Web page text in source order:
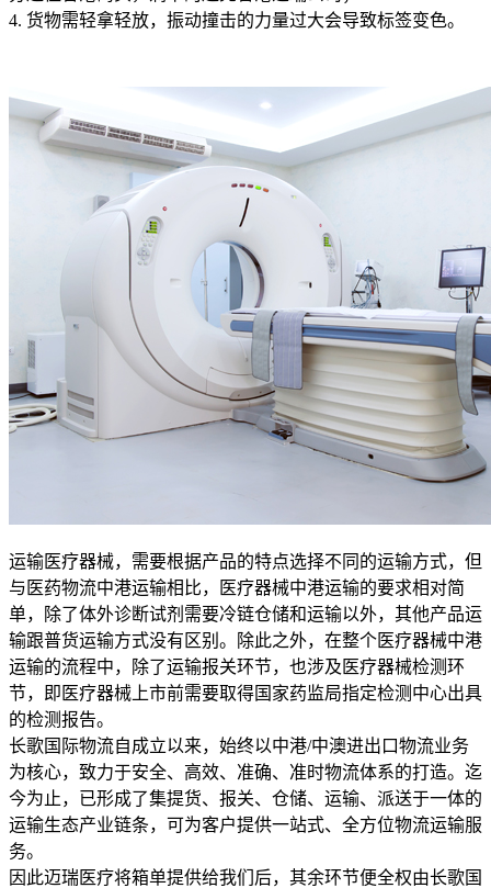
4. 货物需轻拿轻放，振动撞击的力量过大会导致标签变色。
运输医疗器械，需要根据产品的特点选择不同的运输方式，但
与医药物流中港运输相比，医疗器械中港运输的要求相对简
单，除了体外诊断试剂需要冷链仓储和运输以外，其他产品运
输跟普货运输方式没有区别。除此之外，在整个医疗器械中港
运输的流程中，除了运输报关环节，也涉及医疗器械检测环
节，即医疗器械上市前需要取得国家药监局指定检测中心出具
的检测报告。
长歌国际物流自成立以来，始终以中港/中澳进出口物流业务
为核心，致力于安全、高效、准确、准时物流体系的打造。迄
今为止，已形成了集提货、报关、仓储、运输、派送于一体的
运输生态产业链条，可为客户提供一站式、全方位物流运输服
务。
因此迈瑞医疗将箱单提供给我们后，其余环节便全权由长歌国